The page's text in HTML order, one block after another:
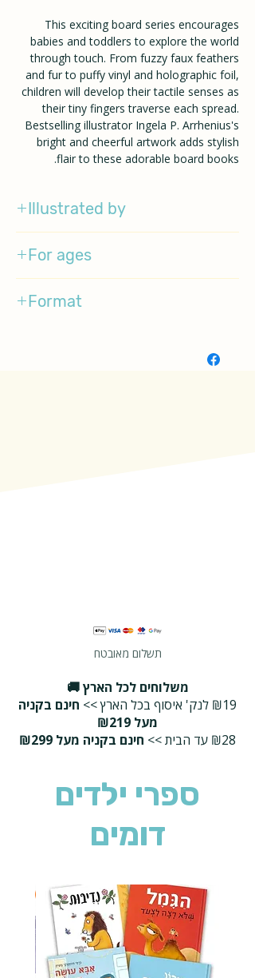
This exciting board series encourages
babies and toddlers to explore the world
through touch. From fuzzy faux feathers
and fur to puffy vinyl and holographic foil,
children will develop their tactile senses as
their tiny fingers traverse each spread.
Bestselling illustrator Ingela P. Arrhenius's
bright and cheerful artwork adds stylish
flair to these adorable board books.
Illustrated by
For ages
Format
תשלום מאובטח
משלוחים לכל הארץ 🚚
₪19 לנק' איסוף בכל הארץ >>
חינם בקניה
מעל ₪219
₪28 עד הבית >>
חינם בקניה מעל ₪299
ספרי ילדים
דומים